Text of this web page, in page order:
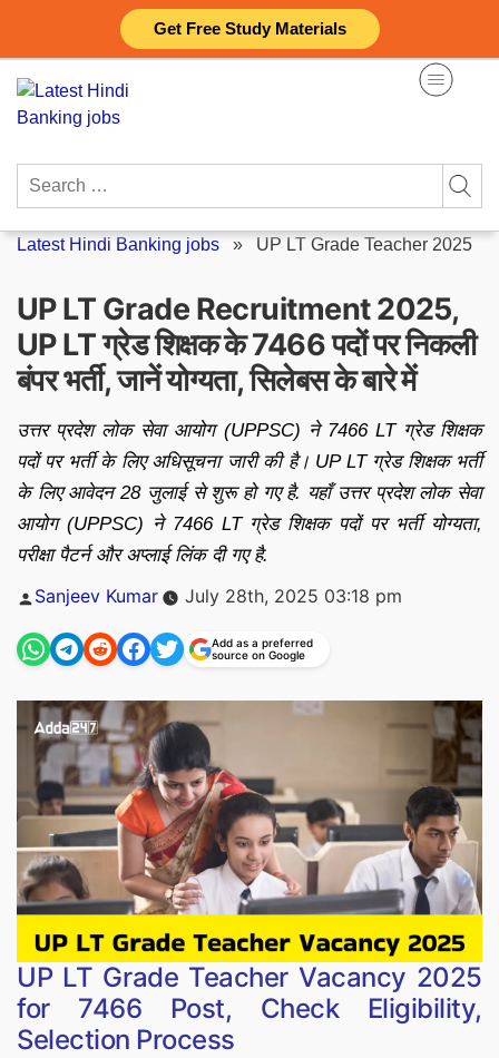
Get Free Study Materials
content
Search
Latest Hindi Banking jobs » UP LT Grade Teacher 2025
UP LT Grade Recruitment 2025,
UP LT ग्रेड शिक्षक के 7466 पदों पर निकली
बंपर भर्ती, जानें योग्यता, सिलेबस के बारे में
उत्तर प्रदेश लोक सेवा आयोग (UPPSC) ने 7466 LT ग्रेड शिक्षक
पदों पर भर्ती के लिए अधिसूचना जारी की है। UP LT ग्रेड शिक्षक भर्ती
के लिए आवेदन 28 जुलाई से शुरू हो गए है. यहाँ उत्तर प्रदेश लोक सेवा
आयोग (UPPSC) ने 7466 LT ग्रेड शिक्षक पदों पर भर्ती योग्यता,
परीक्षा पैटर्न और अप्लाई लिंक दी गए है.
Posted
Sanjeev Kumar July 28th, 2025 03:18 pm
Add as a preferred
source on Google
UP LT Grade Teacher Vacancy 2025
for 7466 Post, Check Eligibility,
Selection Process